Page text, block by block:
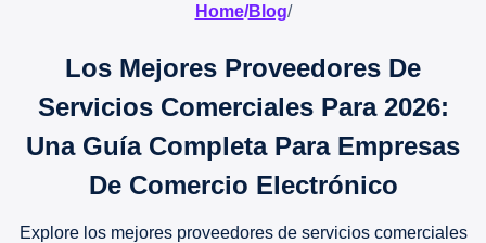
Home/Blog/
Los Mejores Proveedores De
Servicios Comerciales Para 2026:
Una Guía Completa Para Empresas
De Comercio Electrónico
Explore los mejores proveedores de servicios comerciales